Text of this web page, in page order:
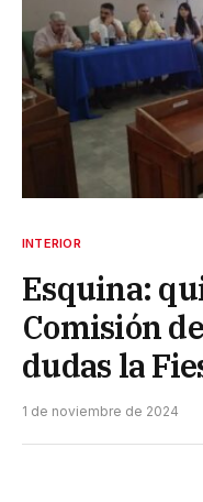
INTERIOR
Esquina:
Comisión
dudas la
1 de noviembre de 2024